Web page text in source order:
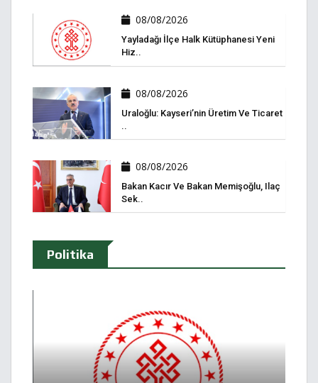
08/08/2026
Yayladağı İlçe Halk Kütüphanesi Yeni
Hiz..
08/08/2026
Uraloğlu: Kayseri’nin Üretim Ve Ticaret
..
08/08/2026
Bakan Kacır Ve Bakan Memişoğlu, Ilaç
Sek..
Politika